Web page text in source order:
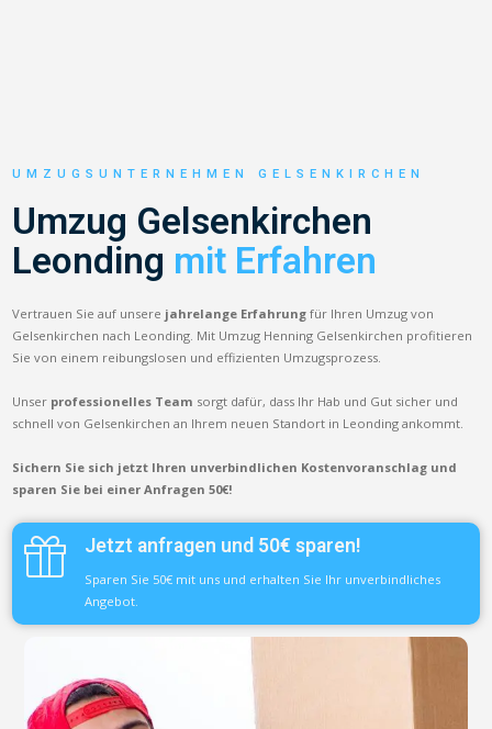
UMZUGSUNTERNEHMEN GELSENKIRCHEN
Umzug Gelsenkirchen
Leonding mit Erfahren
Vertrauen Sie auf unsere jahrelange Erfahrung für Ihren Umzug von
Gelsenkirchen nach Leonding. Mit Umzug Henning Gelsenkirchen profitieren
Sie von einem reibungslosen und effizienten Umzugsprozess.
Unser professionelles Team sorgt dafür, dass Ihr Hab und Gut sicher und
schnell von Gelsenkirchen an Ihrem neuen Standort in Leonding ankommt.
Sichern Sie sich jetzt Ihren unverbindlichen Kostenvoranschlag und
sparen Sie bei einer Anfragen 50€!
Jetzt anfragen und 50€ sparen!
Sparen Sie 50€ mit uns und erhalten Sie Ihr unverbindliches
Angebot.